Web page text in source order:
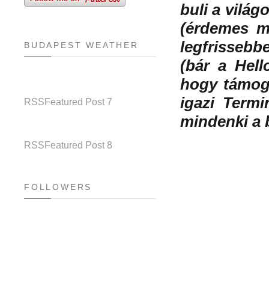
buli a
(érdemes
(bár a
hogy
igazi
mindenki a
BUDAPEST WEATHER
RSS Featured Post 7
RSS Featured Post 8
FOLLOWERS